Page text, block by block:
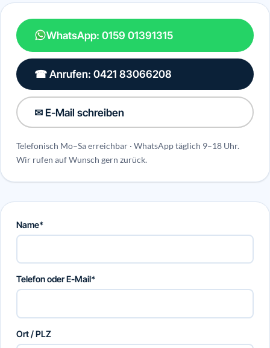
WhatsApp: 0159 01391315
☎ Anrufen: 0421 83066208
✉ E-Mail schreiben
Telefonisch Mo–Sa erreichbar · WhatsApp täglich 9–18 Uhr.
Wir rufen auf Wunsch gern zurück.
Name*
Telefon oder E-Mail*
Ort / PLZ